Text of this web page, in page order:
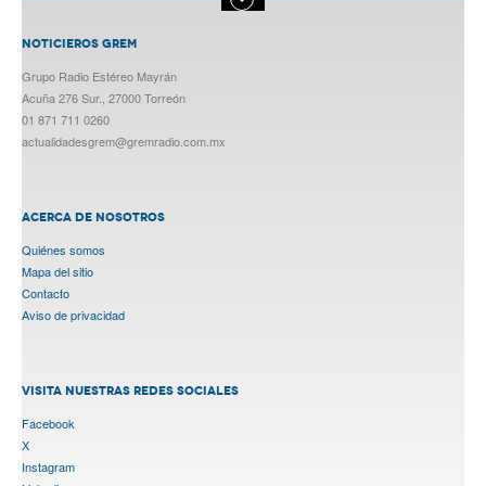
NOTICIEROS GREM
Grupo Radio Estéreo Mayrán
Acuña 276 Sur., 27000 Torreón
01 871 711 0260
actualidadesgrem@gremradio.com.mx
ACERCA DE NOSOTROS
Quiénes somos
Mapa del sitio
Contacto
Aviso de privacidad
VISITA NUESTRAS REDES SOCIALES
Facebook
X
Instagram